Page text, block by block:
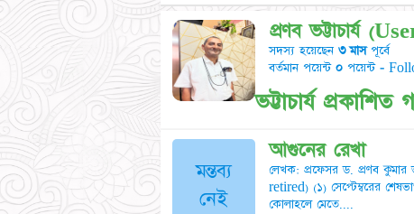
প্রণব ভট্টাচার্য
সদস্য হয়েছেন ৩ মাসপূর্বে
বর্তমান পয়েন্ট ০পয়েন্ট -
ভট্টাচার্য
মন্তব্য
নেই
আগুনের রেখা
লেখক: প্রফেসর ড. প্রণব কুমার
retired) (১) সেপ্টেম্বরের
কোলাহলে মেতে....